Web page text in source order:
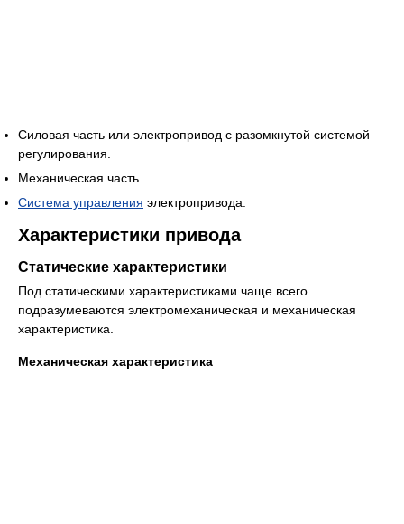
Силовая часть или электропривод с разомкнутой системой
регулирования.
Механическая часть.
Система управления электропривода.
Характеристики привода
Статические характеристики
Под статическими характеристиками чаще всего
подразумеваются электромеханическая и механическая
характеристика.
Механическая характеристика